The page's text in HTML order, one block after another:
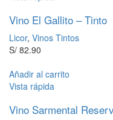
Vino El Gallito – Tinto
Licor, Vinos Tintos
S/ 82.90
Añadir al carrito
Vista rápida
Vino Sarmental